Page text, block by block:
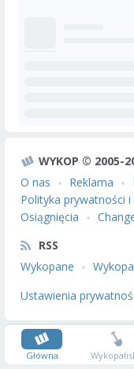
WYKOP © 2005-
O nas
Reklama
Polityka prywatności i
Osiągnięcia
RSS
Wykopane
Ustawienia
Główna